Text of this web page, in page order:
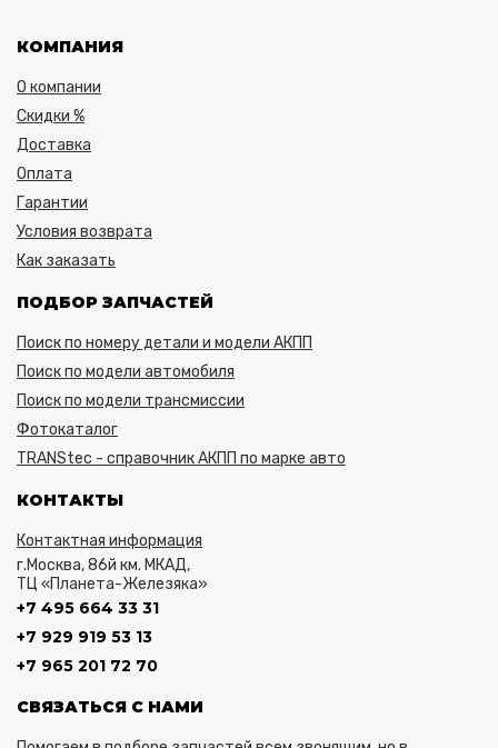
КОМПАНИЯ
О компании
Скидки %
Доставка
Оплата
Гарантии
Условия возврата
Как заказать
ПОДБОР ЗАПЧАСТЕЙ
Поиск по номеру детали и модели АКПП
Поиск по модели автомобиля
Поиск по модели трансмиссии
Фотокаталог
TRANStec - справочник АКПП по марке авто
КОНТАКТЫ
Контактная информация
г.Москва, 86й км. МКАД,
ТЦ «Планета-Железяка»
+7 495 664 33 31
+7 929 919 53 13
+7 965 201 72 70
СВЯЗАТЬСЯ С НАМИ